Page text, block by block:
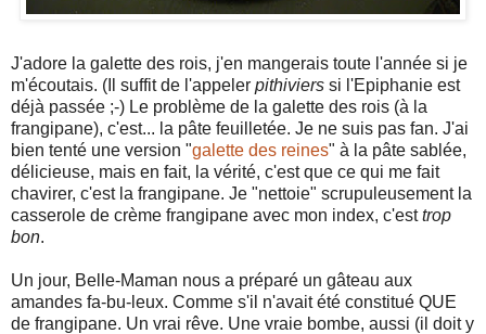
J'adore la galette des rois, j'en mangerais toute l'année si je
m'écoutais. (Il suffit de l'appeler pithiviers si l'Epiphanie est
déjà passée ;-) Le problème de la galette des rois (à la
frangipane), c'est... la pâte feuilletée. Je ne suis pas fan. J'ai
bien tenté une version "galette des reines" à la pâte sablée,
délicieuse, mais en fait, la vérité, c'est que ce qui me fait
chavirer, c'est la frangipane. Je "nettoie" scrupuleusement la
casserole de crème frangipane avec mon index, c'esttrop
bon.
Un jour, Belle-Maman nous a préparé un gâteau aux
amandes fa-bu-leux. Comme s'il n'avait été constitué QUE
de frangipane. Un vrai rêve. Une vraie bombe, aussi (il doit y